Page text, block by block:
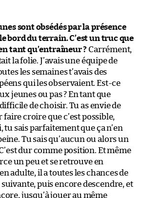
sont obsédés par la présence
bord du terrain. C’est un truc que
tant qu’entraîneur ? Carrément,
la folie. J’avais une équipe de
les semaines t’avais des
qui les observaient. Est-ce
jeunes ou pas ? En tant que
de choisir. Tu as envie de
faire croire que c’est possible,
tu sais parfaitement que ça n’en
Tu sais qu’aucun ou alors un
dur comme position. Et même
un peu et se retrouve en
adulte, il a toutes les chances de
suivante, puis encore descendre, et
jusqu’à jouer au même